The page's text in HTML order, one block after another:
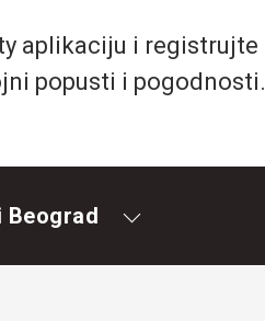
aplikaciju i registrujte
popusti i pogodnosti.
Beograd